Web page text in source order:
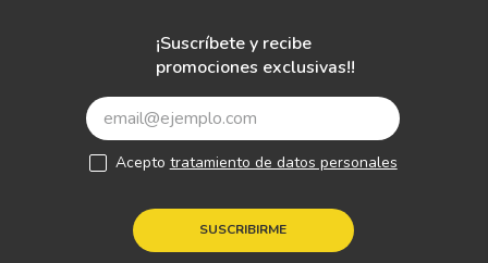
¡Suscríbete y recibe
promociones exclusivas!!
SUSCRIBIRME
Acepto tratamiento de datos personales